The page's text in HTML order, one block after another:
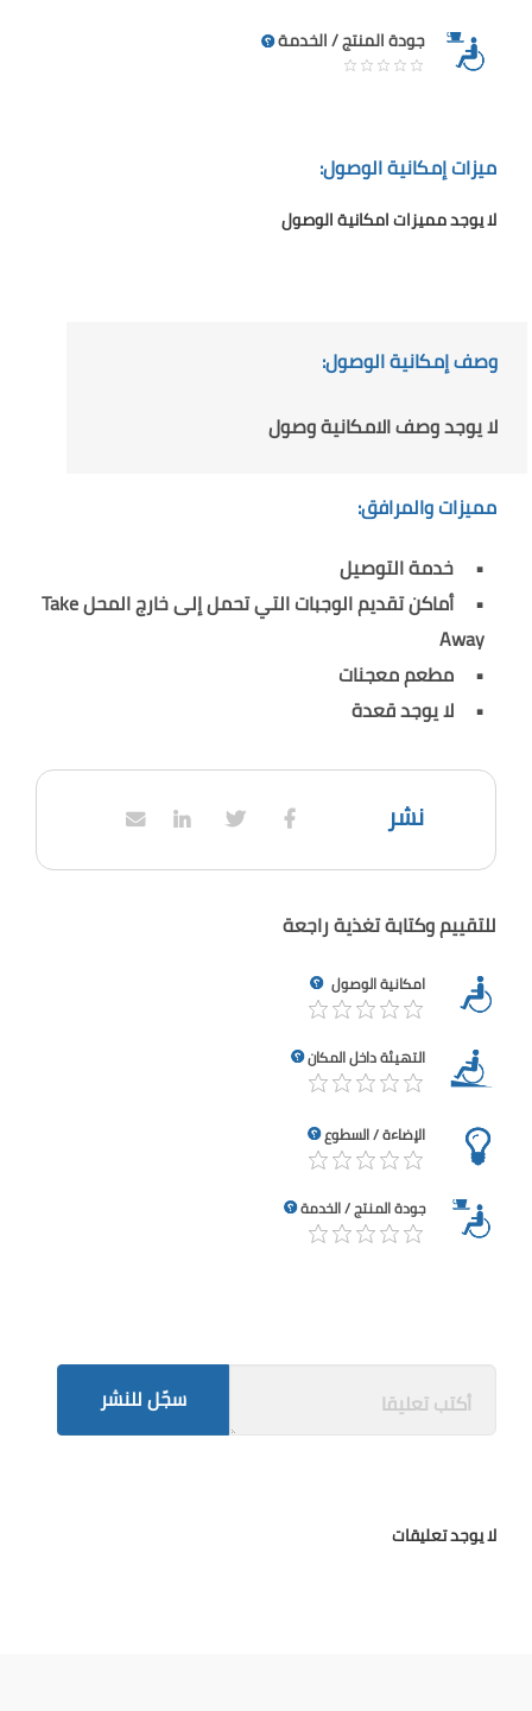
جودة المنتج / الخدمة
ميزات إمكانية الوصول:
لا يوجد مميزات امكانية الوصول
وصف إمكانية الوصول:
لا يوجد وصف الامكانية وصول
مميزات والمرافق:
خدمة التوصيل
أماكن تقديم الوجبات التي تحمل إلى خارج المحل Take
Away
مطعم معجنات
لا يوجد قعدة
نشر
للتقييم وكتابة تغذية راجعة
امكانية الوصول
التهيئة داخل المكان
الإضاءة / السطوع
جودة المنتج / الخدمة
سجّل للنشر
لا يوجد تعليقات